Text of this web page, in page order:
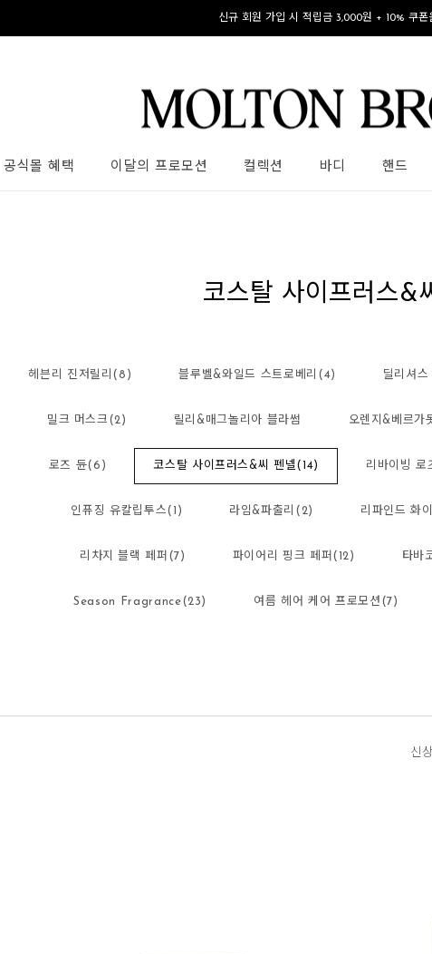
신규 회원 가입 시 적립금 3,000원 + 10% 쿠폰
공식몰 혜택 이달의 프로모션 컬렉션 바디 핸드
코스탈 사이프러스&
헤븐리 진저릴리(8) 블루벨&와일드 스트로베리(4) 딜리셔
밀크 머스크(2) 릴리&매그놀리아 블라썸 오렌지&베르가
로즈 듄(6) 코스탈 사이프러스&씨 펜넬(14) 리바이빙 로
인퓨징 유칼립투스(1) 라임&파출리(2) 리파인드 화
리차지 블랙 페퍼(7) 파이어리 핑크 페퍼(12) 타바
Season Fragrance(23) 여름 헤어 케어 프로모션(7)
신